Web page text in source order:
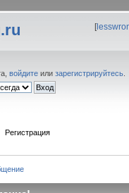
[
войдите или зарегистрируйтесь
Регистрация